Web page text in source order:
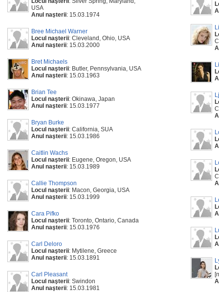
USA
Anul naşterii: 15.03.1974
Bree Michael Warner
Locul naşterii: Cleveland, Ohio, USA
Anul naşterii: 15.03.2000
Bret Michaels
Locul naşterii: Butler, Pennsylvania, USA
Anul naşterii: 15.03.1963
Brian Tee
Locul naşterii: Okinawa, Japan
Anul naşterii: 15.03.1977
Bryan Burke
Locul naşterii: California, SUA
Anul naşterii: 15.03.1986
Caitlin Wachs
Locul naşterii: Eugene, Oregon, USA
Anul naşterii: 15.03.1989
Callie Thompson
Locul naşterii: Macon, Georgia, USA
Anul naşterii: 15.03.1999
Cara Pifko
Locul naşterii: Toronto, Ontario, Canada
Anul naşterii: 15.03.1976
Carl Deloro
Locul naşterii: Mytilene, Greece
Anul naşterii: 15.03.1891
Carl Pleasant
Locul naşterii: Swindon
Anul naşterii: 15.03.1981